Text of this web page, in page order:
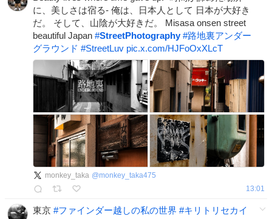
に、美しさは宿る- 俺は、日本人として 日本が大好き
だ。 そして、山陰が大好きだ。 Misasa onsen street
beautiful Japan #StreetPhotography #路地裏アンダー
グラウンド #StreetLuv pic.x.com/HJFoOxXLcT
monkey_taka @monkey_taka475
13:01
東京 #ファインダー越しの私の世界 #キリトリセカイ